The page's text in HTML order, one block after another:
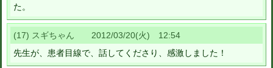
た。
(17) スギちゃん 2012/03/20(火) 12:54
先生が、患者目線で、話してくださり、感激しました！